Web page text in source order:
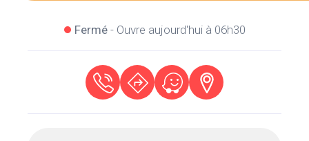
Fermé- Ouvre aujourd'hui à 06h30